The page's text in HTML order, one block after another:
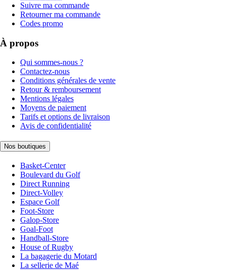
Suivre ma commande
Retourner ma commande
Codes promo
À propos
Qui sommes-nous ?
Contactez-nous
Conditions générales de vente
Retour & remboursement
Mentions légales
Moyens de paiement
Tarifs et options de livraison
Avis de confidentialité
Nos boutiques
Basket-Center
Boulevard du Golf
Direct Running
Direct-Volley
Espace Golf
Foot-Store
Galop-Store
Goal-Foot
Handball-Store
House of Rugby
La bagagerie du Motard
La sellerie de Maé